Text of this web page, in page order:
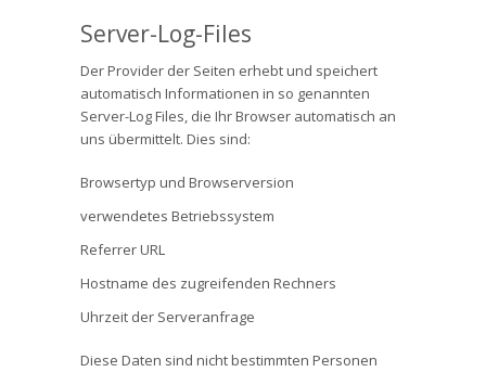
Server-Log-Files
Der Provider der Seiten erhebt und speichert
automatisch Informationen in so genannten
Server-Log Files, die Ihr Browser automatisch an
uns übermittelt. Dies sind:
Browsertyp und Browserversion
verwendetes Betriebssystem
Referrer URL
Hostname des zugreifenden Rechners
Uhrzeit der Serveranfrage
Diese Daten sind nicht bestimmten Personen